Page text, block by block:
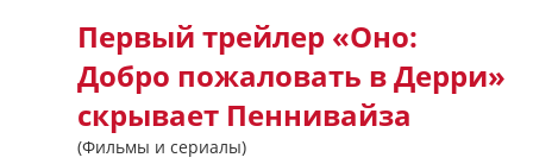
Первый трейлер «Оно:
Добро пожаловать в Дерри»
скрывает Пеннивайза
(Фильмы и сериалы)